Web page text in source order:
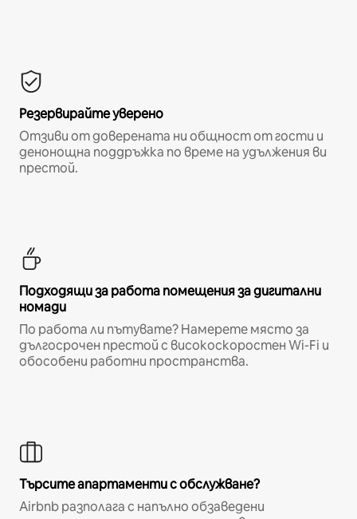
Резервирайте уверено
Отзиви от доверената ни общност от гости и
денонощна поддръжка по време на удължения ви
престой.
Подходящи за работа помещения за дигитални
номади
По работа ли пътувате? Намерете място за
дългосрочен престой с високоскоростен Wi-Fi и
обособени работни пространства.
Търсите апартаменти с обслужване?
Airbnb разполага с напълно обзаведени